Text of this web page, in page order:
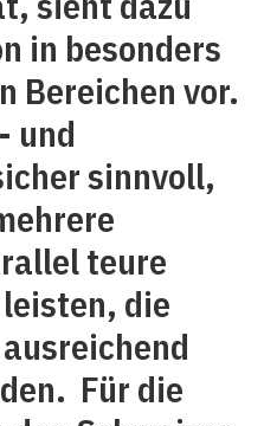
in besonders
Bereichen vor.
und
sinnvoll,
teure
die
Für die